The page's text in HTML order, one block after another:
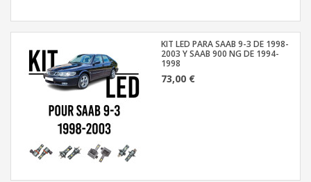
KIT LED PARA SAAB 9-3 DE 1998-
2003 Y SAAB 900 NG DE 1994-
1998
73,00 €